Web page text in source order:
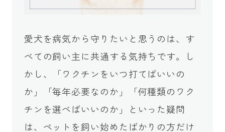
愛犬を病気から守りたいと思うのは、す
べての飼い主に共通する気持ちです。し
かし、「ワクチンをいつ打てばいいの
か」「毎年必要なのか」「何種類のワク
チンを選べばいいのか」といった疑問
は、ペットを飼い始めたばかりの方だけ